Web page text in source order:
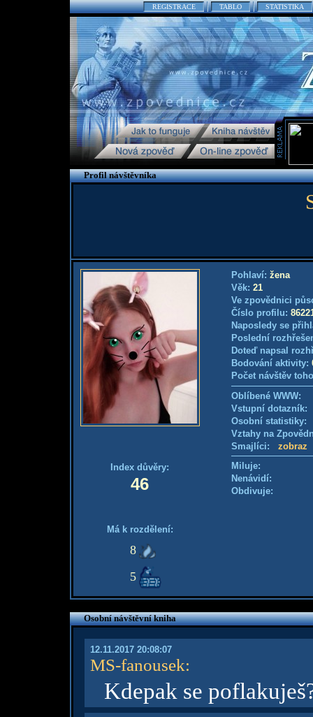
REGISTRACE TABLO STATISTIKA
Profil návštěvníka
Index důvěry:
46
Má k rozdělení:
8
5
Pohlaví: žena
Věk: 21
Ve zpovědnici
Číslo profilu:
Naposledy se
Poslední
Doteď napsal
Bodování aktivity:
Počet návštěv
Oblíbené WWW:
Vstupní
Osobní
Vztahy na
Smajlíci: zobraz
Miluje:
Nenávidí:
Obdivuje:
Osobní návštěvní kniha
12.11.2017 20:08:07
MS-fanousek:
Kdepak se